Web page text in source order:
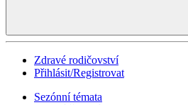
Zdravé rodičovství
Přihlásit/Registrovat
Sezónní témata